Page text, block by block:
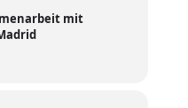
mit